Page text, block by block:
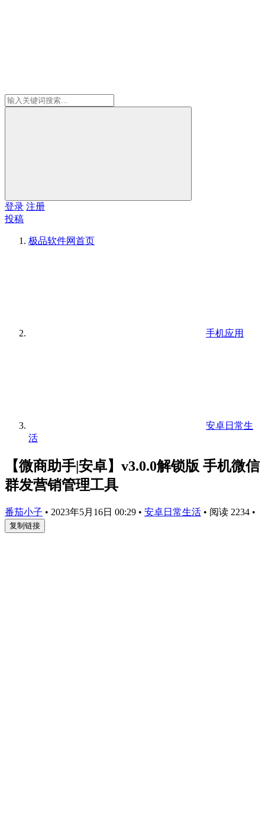
登录 注册
投稿
极品软件网首页
手机应用
安卓日常生
活
【微商助手|安卓】v3.0.0解锁版 手机微信
群发营销管理工具
番茄小子 • 2023年5月16日 00:29 • 安卓日常生活 • 阅读 2234 •
复制链接